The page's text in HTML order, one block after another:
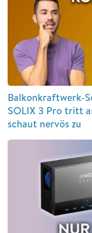
Balkonkraftwerk-
SOLIX 3 Pro tritt
schaut nervös zu